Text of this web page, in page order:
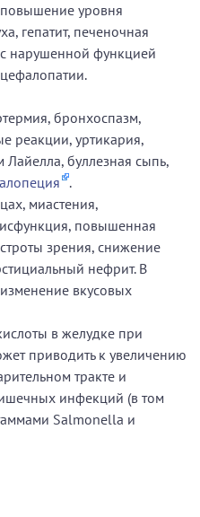
уровня
гепатит, печеночная
с нарушенной функцией
бронхоспазм,
реакции, уртикария,
буллезная сыпь,
алопеция .
миастения,
повышенная
зрения, снижение
нефрит. В
вкусовых
в желудке при
приводить к увеличению
тракте и
инфекций (в том
Salmonella и